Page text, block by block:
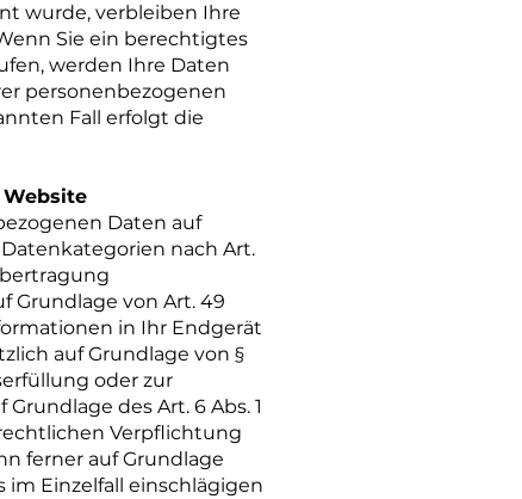
wurde, verbleiben Ihre
Sie ein berechtigtes
werden Ihre Daten
personenbezogenen
Fall erfolgt die
Daten auf
Datenkategorien nach Art.
Grundlage von Art. 49
in Ihr Endgerät
auf Grundlage von §
oder zur
des Art. 6 Abs. 1
Verpflichtung
ferner auf Grundlage
im Einzelfall einschlägigen